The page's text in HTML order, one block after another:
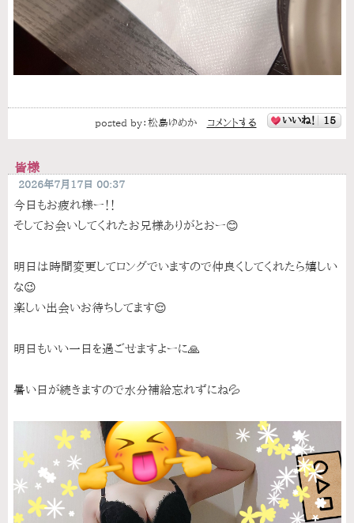
posted by： 松島ゆめか コメントする いいね！ 15
皆様
2026年7月17日 00:37
今日もお疲れ様ー！！
そしてお会いしてくれたお兄様ありがとおー😊
明日は時間変更してロングでいますので仲良くしてくれたら嬉しい
な😉‎
楽しい出会いお待ちしてます😌
明日もいい一日を過ごせますよーに🙏
暑い日が続きますので水分補給忘れずにね💦